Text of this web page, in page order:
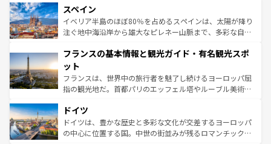
ろん、トスカーナの美しい田園風景やアマルフィ海岸の絶
景など、自然景観も見逃せない。観光の合間には、本場の
ピザやパスタなど、絶品のイタリア料理を堪能することも
ませてくれるイタリアで、忘れられない旅をしてみよう！
なお、新着のイタリア情報は
しい。
スペイン
イベリア半島のほぼ80％を占めるスペインは、太陽が降り
注ぐ地中海沿岸から雄大なピレネー山脈まで、多彩な自然
文化が根付くこの国では、情熱的なフラメンコ、熱気あふ
れる闘牛、そして美味しいタパスが生活の一部となってい
る。首都マドリードの洗練された雰囲気や、バルセロナの
アートに溢れた街角から、地方では古代ローマ遺跡や中世
せる。地方によって風土や気候が異なるスペインはその個
性で訪れる人を魅了する。 なお、新着のスペイン情報は コ
ンテンツ一覧を参照してほしい。
フランスの基本情報と観光ガイド・有名観光スポ
ット
フランスは、世界中の旅行者を魅了し続けるヨーロッパ屈
指の観光地だ。首都パリのエッフェル塔やルーブル美術館
で、幅広い魅力が詰まっている。華麗な宮殿、歴史的な大
聖堂、美しいビーチ、そして豊かな自然が、訪れる者を心
から魅了する。また、フランスは美食の国としても知ら
ドイツ
ドイツは、豊かな歴史と多彩な文化が交差するヨーロッパ
の中心に位置する国。中世の街並みが残るロマンチック街